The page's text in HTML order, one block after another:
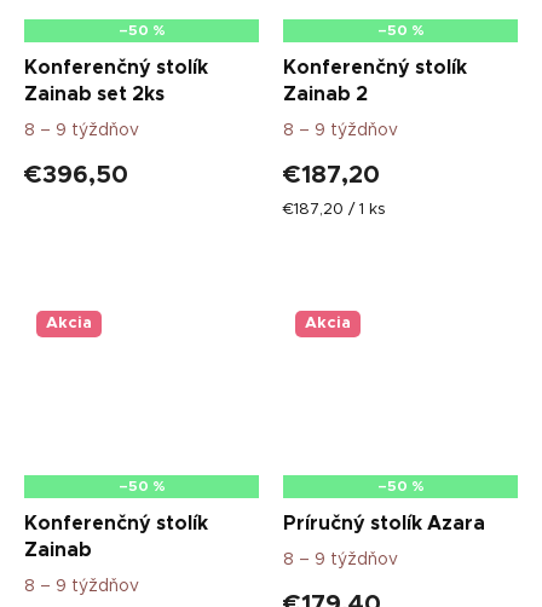
–50 %
Konferenčný stolík
Zainab set 2ks
8 – 9 týždňov
€396,50
–50 %
Konferenčný stolík
Zainab 2
8 – 9 týždňov
€187,20
Jednotková
€187,20 / 1 ks
Akcia
–50 %
Konferenčný stolík
Zainab
8 – 9 týždňov
Akcia
–50 %
Príručný stolík Azara
8 – 9 týždňov